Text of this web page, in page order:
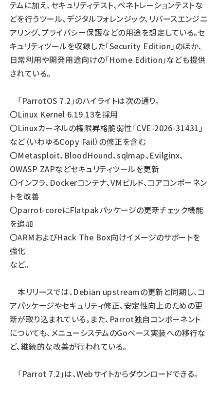
テムに加え、セキュリティテスト、ペネトレーションテストな
どを行うツール、デジタルフォレンジック、リバースエンジニ
アリング、プライバシー保護などの用途を想定している。セ
キュリティツールを収録した「Security Edition」のほか、
日常利用や開発用途向けの「Home Edition」なども提供
されている。
「ParrotOS 7.2」のハイライトは次の通り。
〇Linux Kernel 6.19.13を採用
〇Linuxカーネルの権限昇格脆弱性「CVE-2026-31431」
など（いわゆるCopy Fail）の修正を含む
〇Metasploit、BloodHound、sqlmap、Evilginx、
OWASP ZAPなどセキュリティツールを更新
〇インフラ、Dockerコンテナ、VMビルド、コアコンポーネン
トを改善
〇parrot-coreにFlatpakパッケージの更新チェック機能
を追加
〇ARMおよびHack The Box向けイメージのサポートを
強化
など。
本リリースでは、Debian upstreamの更新と同期し、コ
アパッケージやセキュリティ修正、安定性向上のための更
新が取り込まれている。また、Parrot独自コンポーネント
についても、メニューシステムのGoベース実装への移行な
ど、継続的な改善が行われている。
「Parrot 7.2」は、Webサイトからダウンロードできる。